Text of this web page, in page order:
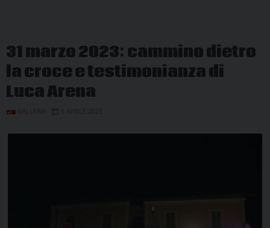
31 marzo 2023: cammino dietro
la croce e testimonianza di
Luca Arena
GALLERIA 3 APRILE 2023